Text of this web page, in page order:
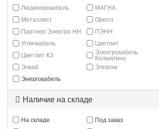
Людиновокабель
МАГНА
Металлист
Ореол
Партнер Электро НН
ПЭНН
Угличкабель
Цветлит
Цветлит КЗ
Электрокабель
Кольчугино
Элкаб
Элпром
Энергокабель
Наличие на складе
На складе
Под заказ